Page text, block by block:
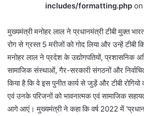
includes/formatting.phpon
मुख्यमंत्री मनोहर लाल ने प्रधानमंत्री टीबी मुक्त
रोग से ग्रस्त 5 मरीजों को गोद लिया और उन्हें टीबी
मनोहर लाल ने प्रदेश के उद्योगपतियों, प्रशासनिक
सामाजिक संस्थाओं, गैर-सरकारी संगठनों और
किया है कि वे इस पुनीत कार्य से जुड़ें और टीबी रोगियो
एवं उनके परिजनों को भावनात्मक एवं सामाजिक
आगे आएं। मुख्यमंत्री ने कहा कि वर्ष 2022 में